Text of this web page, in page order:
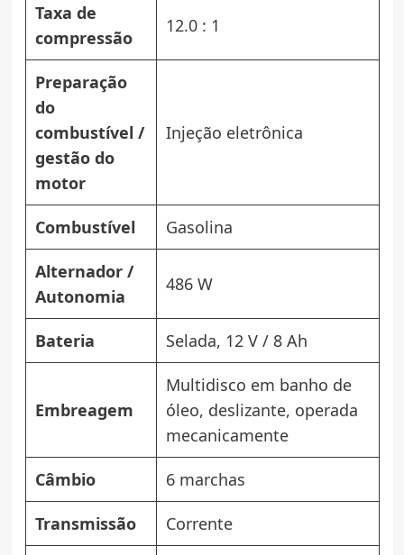
Taxa de
compressão
12.0 : 1
Preparação
do
combustível /
gestão do
motor
Injeção eletrônica
Combustível Gasolina
Alternador /
Autonomia
486 W
Bateria Selada, 12 V / 8 Ah
Embreagem
Multidisco em banho de
óleo, deslizante, operada
mecanicamente
Câmbio 6 marchas
Transmissão Corrente